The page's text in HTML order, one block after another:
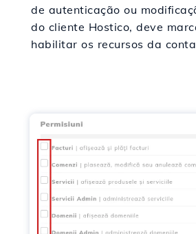
de autenticação ou
do cliente Hostico, deve
habilitar os recursos da